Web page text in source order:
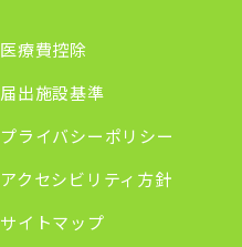
医療費控除
届出施設基準
プライバシーポリシー
アクセシビリティ方針
サイトマップ